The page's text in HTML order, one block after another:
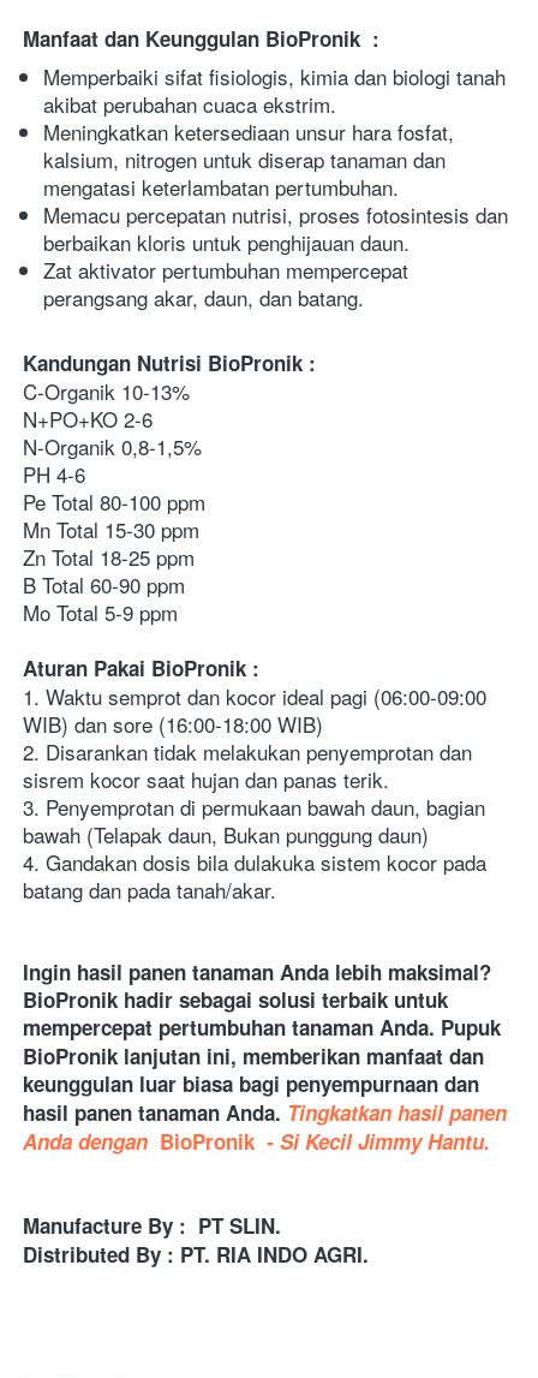
Manfaat dan Keunggulan BioPronik :
Memperbaiki sifat fisiologis, kimia dan biologi tanah
akibat perubahan cuaca ekstrim.
Meningkatkan ketersediaan unsur hara fosfat,
kalsium, nitrogen untuk diserap tanaman dan
mengatasi keterlambatan pertumbuhan.
Memacu percepatan nutrisi, proses fotosintesis dan
berbaikan kloris untuk penghijauan daun.
Zat aktivator pertumbuhan mempercepat
perangsang akar, daun, dan batang.
Kandungan Nutrisi BioPronik :
C-Organik 10-13%
N+PO+KO 2-6
N-Organik 0,8-1,5%
PH 4-6
Pe Total 80-100 ppm
Mn Total 15-30 ppm
Zn Total 18-25 ppm
B Total 60-90 ppm
Mo Total 5-9 ppm
Aturan Pakai BioPronik :
1. Waktu semprot dan kocor ideal pagi (06:00-09:00
WIB) dan sore (16:00-18:00 WIB)
2. Disarankan tidak melakukan penyemprotan dan
sisrem kocor saat hujan dan panas terik.
3. Penyemprotan di permukaan bawah daun, bagian
bawah (Telapak daun, Bukan punggung daun)
4. Gandakan dosis bila dulakuka sistem kocor pada
batang dan pada tanah/akar.
Ingin hasil panen tanaman Anda lebih maksimal?
BioPronik hadir sebagai solusi terbaik untuk
mempercepat pertumbuhan tanaman Anda. Pupuk
BioPronik lanjutan ini, memberikan manfaat dan
keunggulan luar biasa bagi penyempurnaan dan
hasil panen tanaman Anda. Tingkatkan hasil panen
Anda dengan BioPronik - Si Kecil Jimmy Hantu.
Manufacture By : PT SLIN.
Distributed By : PT. RIA INDO AGRI.